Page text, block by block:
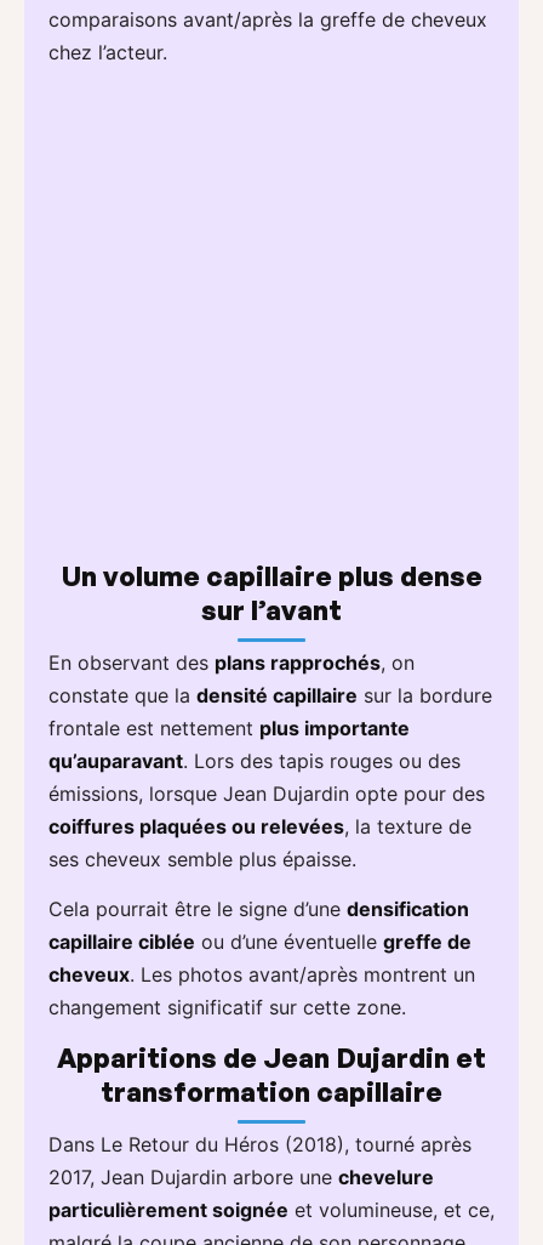
comparaisons avant/après la greffe de cheveux
chez l’acteur.
Un volume capillaire plus dense
sur l’avant
En observant des plans rapprochés, on
constate que la densité capillaire sur la bordure
frontale est nettement plus importante
qu’auparavant. Lors des tapis rouges ou des
émissions, lorsque Jean Dujardin opte pour des
coiffures plaquées ou relevées, la texture de
ses cheveux semble plus épaisse.
Cela pourrait être le signe d’une densification
capillaire ciblée ou d’une éventuelle greffe de
cheveux. Les photos avant/après montrent un
changement significatif sur cette zone.
Apparitions de Jean Dujardin et
transformation capillaire
Dans Le Retour du Héros (2018), tourné après
2017, Jean Dujardin arbore une chevelure
particulièrement soignée et volumineuse, et ce,